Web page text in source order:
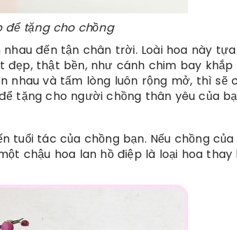
để tặng cho chồng
đến tận chân trời. Loài hoa này
thật bền, như cánh chim bay khắp
nhau và tấm lòng luôn rộng mở, thì sẽ
tặng cho người chồng thân yêu của
tuổi tác của chồng bạn. Nếu chồng
chậu hoa lan hồ điệp là loại hoa thay